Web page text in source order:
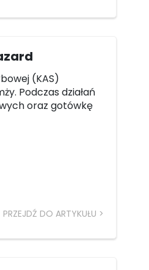
(KAS)
Podczas działań
oraz gotówkę
PRZEJDŹ DO ARTYKUŁU